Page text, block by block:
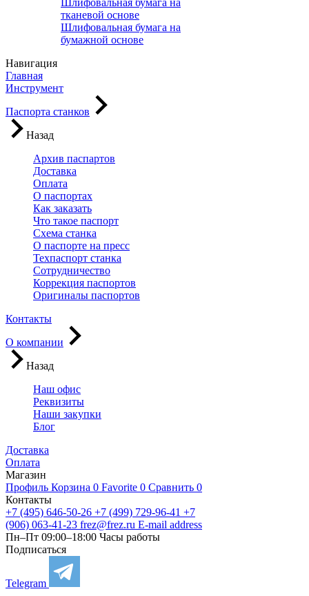
Шлифовальная бумага на
тканевой основе
Шлифовальная бумага на
бумажной основе
Навигация
Главная
Инструмент
Паспорта станков
Назад
Архив паспартов
Доставка
Оплата
О паспортах
Как заказать
Что такое паспорт
Схема станка
О паспорте на пресс
Техпаспорт станка
Сотрудничество
Коррекция паспортов
Оригиналы паспортов
Контакты
О компании
Назад
Наш офис
Реквизиты
Наши закупки
Блог
Доставка
Оплата
Магазин
Профиль Корзина 0 Favorite 0 Сравнить 0
Контакты
+7 (495) 646-50-26 +7 (499) 729-96-41 +7
(906) 063-41-23 frez@frez.ru E-mail address
Пн–Пт 09:00–18:00 Часы работы
Подписаться
Telegram